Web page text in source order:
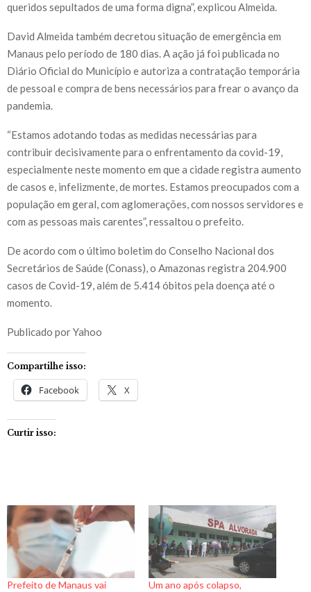
queridos sepultados de uma forma digna”, explicou Almeida.
David Almeida também decretou situação de emergência em
Manaus pelo período de 180 dias. A ação já foi publicada no
Diário Oficial do Município e autoriza a contratação temporária
de pessoal e compra de bens necessários para frear o avanço da
pandemia.
“Estamos adotando todas as medidas necessárias para
contribuir decisivamente para o enfrentamento da covid-19,
especialmente neste momento em que a cidade registra aumento
de casos e, infelizmente, de mortes. Estamos preocupados com a
população em geral, com aglomerações, com nossos servidores e
com as pessoas mais carentes”, ressaltou o prefeito.
De acordo com o último boletim do Conselho Nacional dos
Secretários de Saúde (Conass), o Amazonas registra 204.900
casos de Covid-19, além de 5.414 óbitos pela doença até o
momento.
Publicado por Yahoo
Compartilhe isso:
Facebook X
Curtir isso:
Prefeito de Manaus vai
Um ano após colapso,